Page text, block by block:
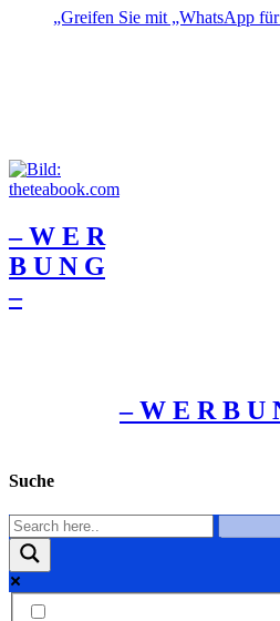
„Greifen Sie mit „WhatsApp
– W Ε R
Β U Ν G
–
– W Ε R Β U
Suche